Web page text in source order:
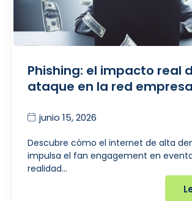
Phishing: el impacto real
ataque en la red
junio 15, 2026
Descubre cómo el internet de alta
impulsa el fan engagement en
realidad…